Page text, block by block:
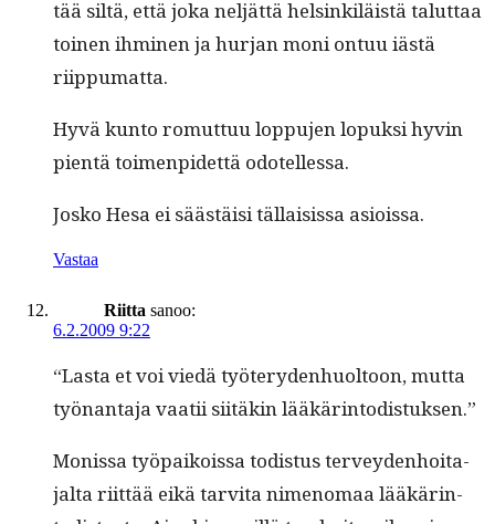
tää siltä, että joka neljät­tä helsinkiläistä talut­taa
toinen ihmi­nen ja hur­jan moni ontuu iästä
riippumatta.
Hyvä kun­to romut­tuu lop­pu­jen lopuk­si hyvin
pien­tä toimen­pidet­tä odotellessa.
Josko Hesa ei säästäisi täl­lai­sis­sa asioissa.
Vastaa
Riitta sanoo:
6.2.2009 9:22
“Las­ta et voi viedä työtery­den­huoltoon, mut­ta
työ­nan­ta­ja vaatii siitäkin lääkärintodistuksen.”
Monis­sa työ­paikois­sa todis­tus ter­vey­den­hoita­
jal­ta riit­tää eikä tarvi­ta nimeno­maa lääkärin­